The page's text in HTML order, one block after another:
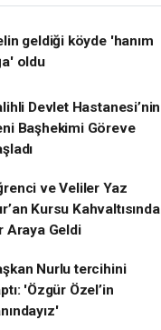
geldiği köyde 'hanım
oldu
Devlet Hastanesi’nin
Başhekimi Göreve
ve Veliler Yaz
Kursu Kahvaltısında
Araya Geldi
Nurlu tercihini
'Özgür Özel’in